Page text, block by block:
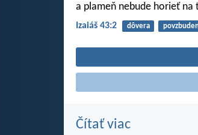
a plameň nebude horieť na
Izaiáš 43:2 dôvera
Čítať viac